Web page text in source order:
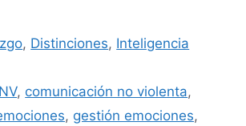
, Distinciones, Inteligencia
, comunicación no violenta,
, gestión emociones,